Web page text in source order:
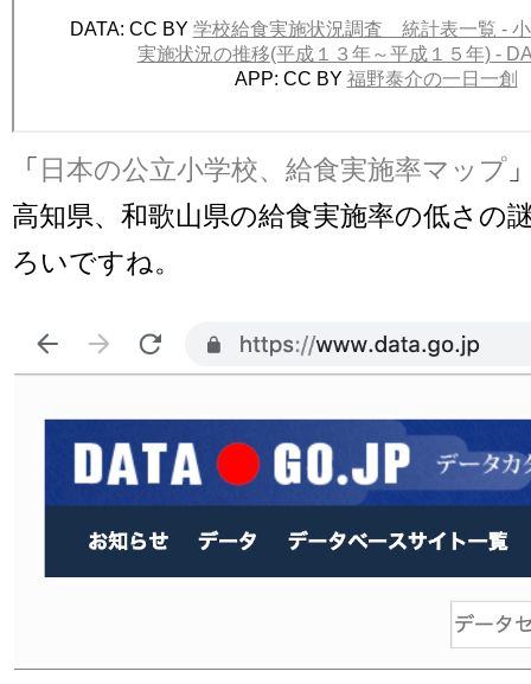
「 日本の公立小学校、給食実施率マップ
高知県、和歌山県の給食実施率の低さの
ろいですね。